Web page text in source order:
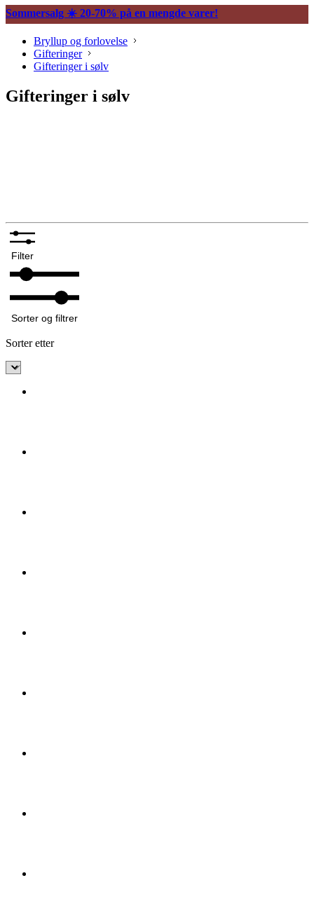
Sommersalg ☀️ 20-70% på en mengde varer!
Bryllup og forlovelse
Gifteringer
Gifteringer i sølv
Gifteringer i sølv
Filter
Sorter og filtrer
Sorter etter